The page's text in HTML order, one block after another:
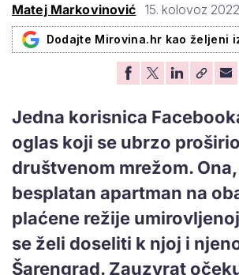
Matej Markovinović 15. kolovoz
Dodajte Mirovina.hr kao željeni
Jedna korisnica
oglas koji se ubrzo proširio
društvenom mrežom.
besplatan apartman na
plaćene režije
se želi doseliti k njoj i
Šarengrad. Zauzvrat